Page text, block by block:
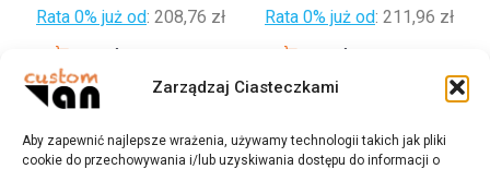
Zarządzaj Ciasteczkami
Aby zapewnić najlepsze wrażenia, używamy technologii takich jak pliki
cookie do przechowywania i/lub uzyskiwania dostępu do informacji o
Rata 0% już od: 208,76 zł Rata 0% już od: 211,96 zł